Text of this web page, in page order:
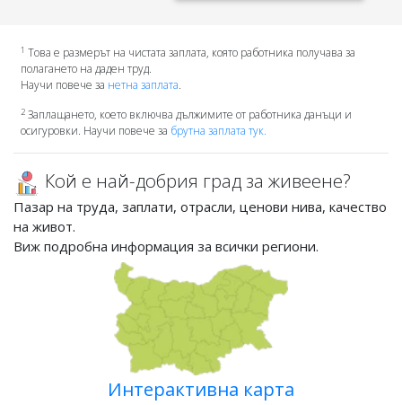
1 Това е размерът на чистата заплата, която работника получава за
полагането на даден труд.
Научи повече за нетна заплата.
2Заплащането, което включва дължимите от работника данъци и
осигуровки. Научи повече за брутна заплата тук.
Кой е най-добрия град за живеене?
Пазар на труда, заплати, отрасли, ценови нива, качество
на живот.
Виж подробна информация за всички региони.
Интерактивна карта